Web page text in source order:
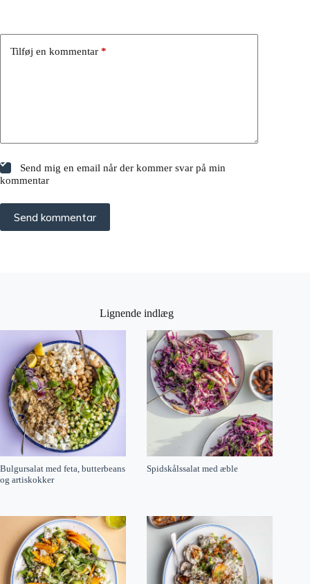
Tilføj en kommentar *
Send mig en email når der kommer svar på min
kommentar
Send kommentar
Lignende indlæg
Bulgursalat med feta, butterbeans
og artiskokker
Spidskålssalat med æble